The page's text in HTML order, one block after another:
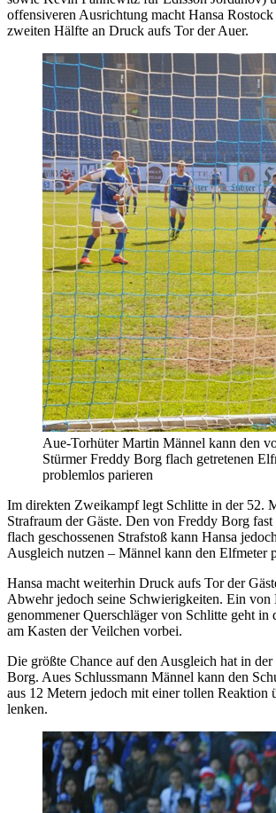
offensiveren Ausrichtung macht Hansa
zweiten Hälfte an Druck aufs Tor der Auer.
Aue-Torhüter Martin Männel kann den
Stürmer Freddy Borg flach getretenen
problemlos parieren
Im direkten Zweikampf legt Schlitte in der 52.
Strafraum der Gäste. Den von Freddy Borg fast
flach geschossenen Strafstoß kann Hansa
Ausgleich nutzen – Männel kann den Elfmeter
Hansa macht weiterhin Druck aufs Tor der
Abwehr jedoch seine Schwierigkeiten. Ein
genommener Querschläger von Schlitte geht
am Kasten der Veilchen vorbei.
Die größte Chance auf den Ausgleich hat in
Borg. Aues Schlussmann Männel kann den
aus 12 Metern jedoch mit einer tollen Reaktion
lenken.